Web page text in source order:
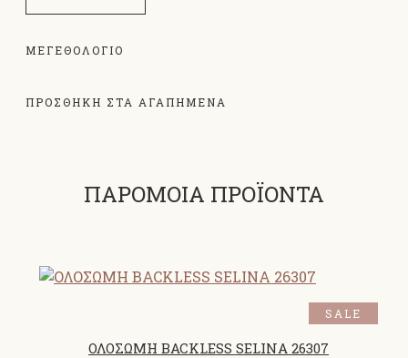
ΜΕΓΕΘΟΛΌΓΙΟ
ΠΡΟΣΘΗΚΗ ΣΤΑ ΑΓΑΠΗΜΕΝΑ
ΠΑΡΟΜΟΙΑ ΠΡΟΪΟΝΤΑ
SALE
ΟΛΟΣΩΜΗ BACKLESS SELINA 26307